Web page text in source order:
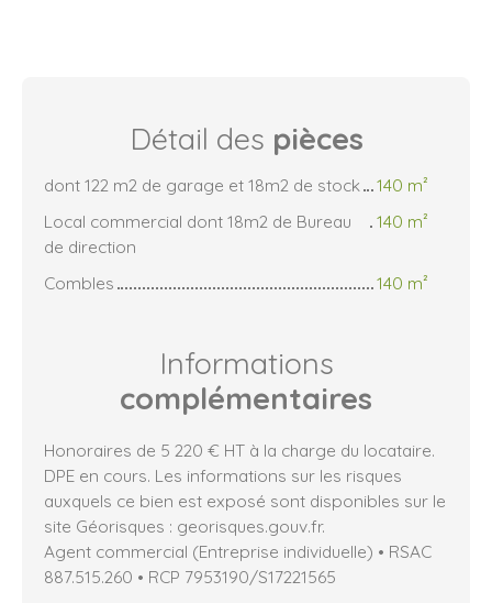
Détail des pièces
dont 122 m2 de garage et 18m2 de stock
140 m²
Local commercial dont 18m2 de Bureau
de direction
140 m²
Combles 140 m²
Informations
complémentaires
Honoraires de 5 220 € HT à la charge du locataire.
DPE en cours. Les informations sur les risques
auxquels ce bien est exposé sont disponibles sur le
site Géorisques : georisques.gouv.fr.
Agent commercial (Entreprise individuelle) • RSAC
887.515.260 • RCP 7953190/S17221565